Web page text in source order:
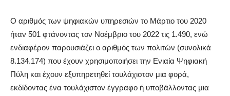
Ο αριθμός των ψηφιακών υπηρεσιών το Μάρτιο του 2020
ήταν 501 φτάνοντας τον Νοέμβριο του 2022 τις 1.490, ενώ
ενδιαφέρον παρουσιάζει ο αριθμός των πολιτών (συνολικά
8.134.174) που έχουν χρησιμοποιήσει την Ενιαία Ψηφιακή
Πύλη και έχουν εξυπηρετηθεί τουλάχιστον μια φορά,
εκδίδοντας ένα τουλάχιστον έγγραφο ή υποβάλλοντας μια